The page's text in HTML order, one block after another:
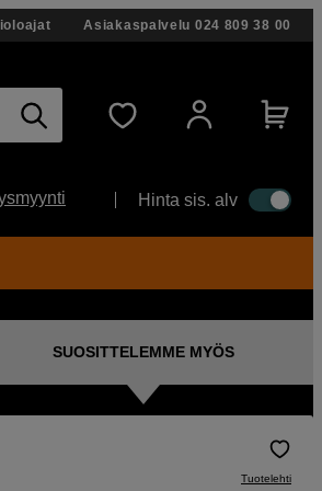
Asiakaspalvelu 024 809 38 00
Hinta sis. alv
SUOSITTELEMME MYÖS
Tuotelehti